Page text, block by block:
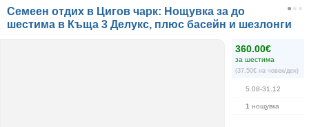
Семеен отдих в Цигов чарк: Нощувка за до
шестима в Къща 3 Делукс, плюс басейн и шезлонги
360.00€
за шестима
(37.50€ на човек/ден)
5.08-31.12
1 нощувка